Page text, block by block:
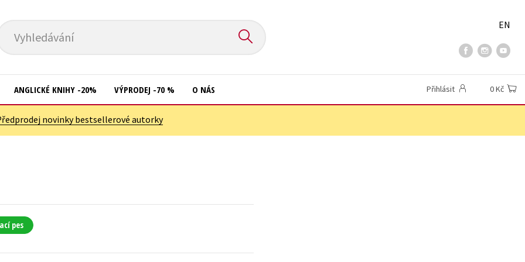
Vyhledávání
EN
ANGLICKÉ KNIHY -20% VÝPRODEJ -70 % O NÁS Přihlásit 0 Kč
novinky bestsellerové autorky
pes